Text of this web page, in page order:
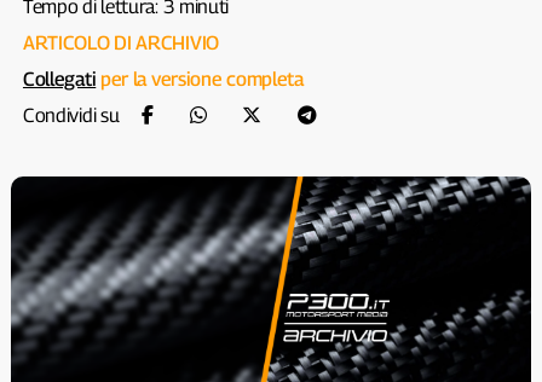
Tempo di lettura: 3 minuti
ARTICOLO DI ARCHIVIO
Collegati per la versione completa
Condividi su